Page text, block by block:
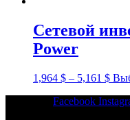
Сетевой
Power
1,964 $ – 5,161 $
Facebook